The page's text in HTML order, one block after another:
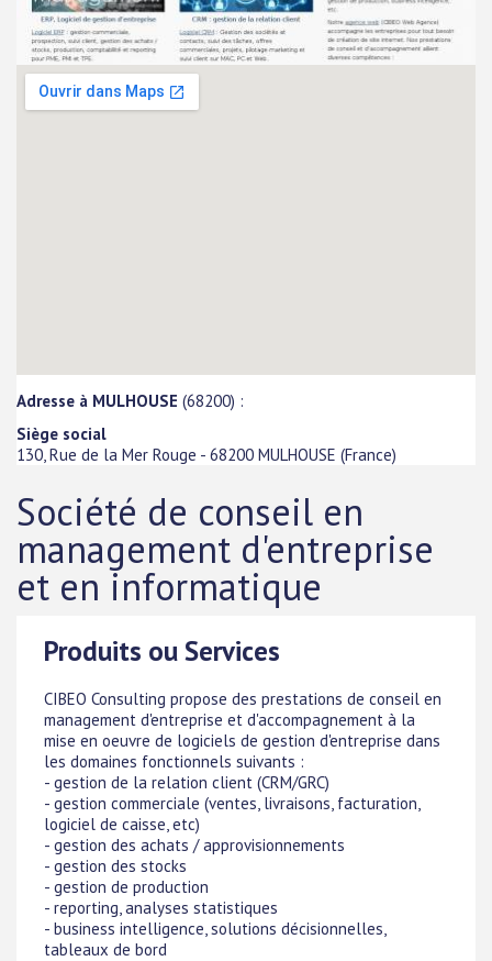
Adresse à MULHOUSE (68200) :
Siège social
130, Rue de la Mer Rouge - 68200 MULHOUSE (France)
Société de conseil en
management d'entreprise
et en informatique
Produits ou Services
CIBEO Consulting propose des prestations de conseil en
management d'entreprise et d'accompagnement à la
mise en oeuvre de logiciels de gestion d'entreprise dans
les domaines fonctionnels suivants :
- gestion de la relation client (CRM/GRC)
- gestion commerciale (ventes, livraisons, facturation,
logiciel de caisse, etc)
- gestion des achats / approvisionnements
- gestion des stocks
- gestion de production
- reporting, analyses statistiques
- business intelligence, solutions décisionnelles,
tableaux de bord